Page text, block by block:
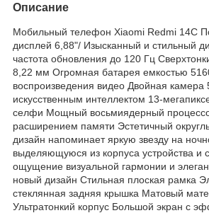
Описание
Мобильный телефон Xiaomi Redmi 14C
дисплей 6,88"/ Изысканный и стильный
частота обновления до 120 Гц
8,22 мм Огромная батарея емкостью
воспроизведения видео Двойная
искусственным интеллектом 13-
селфи Мощный восьмиядерный
расширением памяти Эстетичный
дизайн напоминает яркую звезду на
выделяющуюся из корпуса устройства и
ощущение визуальной гармонии и
новый дизайн Стильная плоская рамка
стеклянная задняя крышка Матовый
Ультратонкий корпус Большой экран с